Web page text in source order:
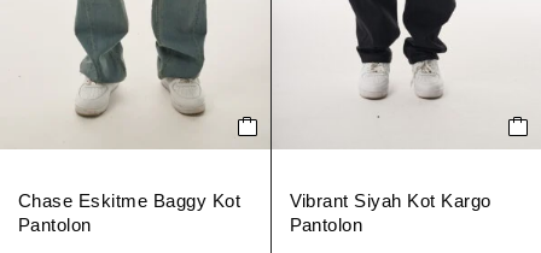
Chase Eskitme Baggy Kot
Pantolon
Vibrant Siyah Kot Kargo
Pantolon